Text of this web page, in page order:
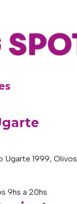
Ugarte 1999,
9hs a 20hs